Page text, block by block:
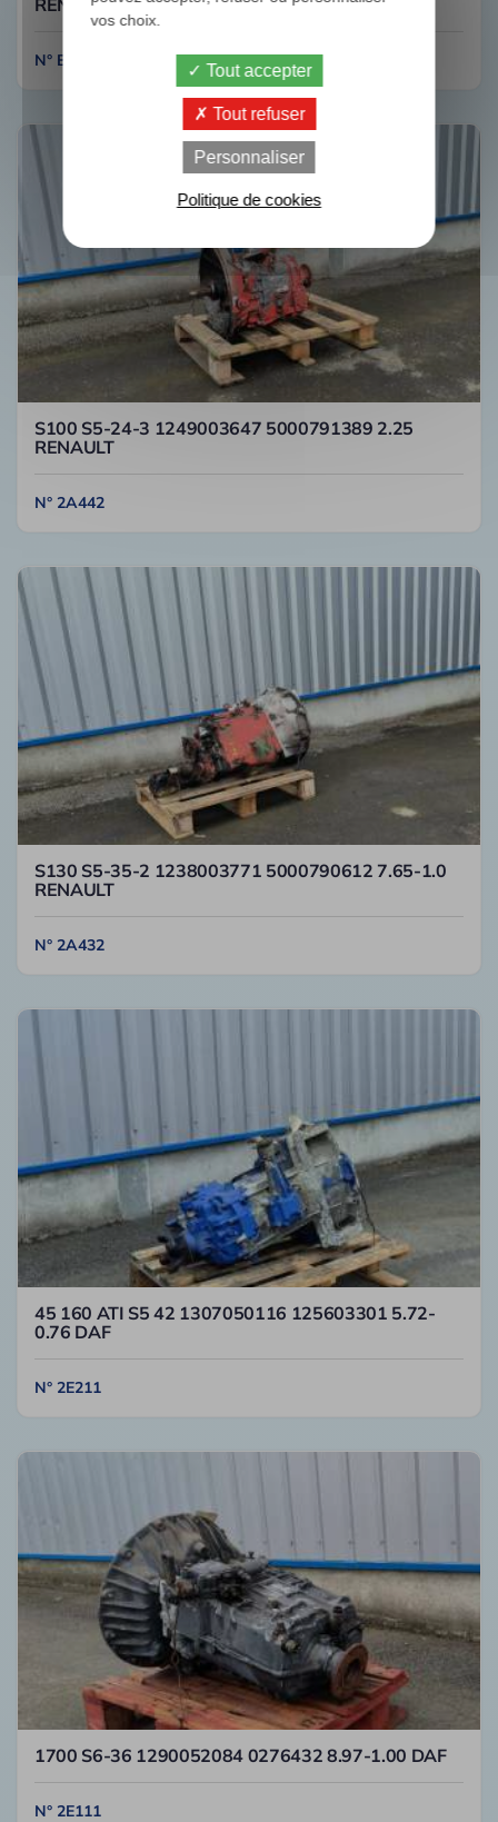
RENAULT
N° B031
S100 S5-24-3 1249003647 5000791389 2.25
RENAULT
N° 2A442
S130 S5-35-2 1238003771 5000790612 7.65-1.0
RENAULT
N° 2A432
45 160 ATI S5 42 1307050116 125603301 5.72-
0.76 DAF
N° 2E211
1700 S6-36 1290052084 0276432 8.97-1.00 DAF
N° 2E111
vos choix.
Tout accepter
Tout refuser
Personnaliser
Politique de cookies